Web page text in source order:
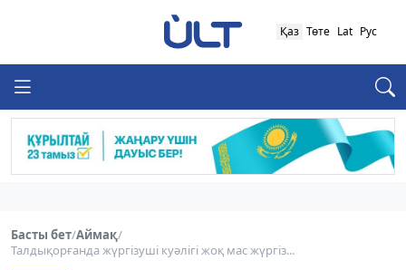
Қаз Төте Lat Рус
Басты бет/Аймақ/
Талдықорғанда жүргізуші куәлігі жоқ мас жүргіз...